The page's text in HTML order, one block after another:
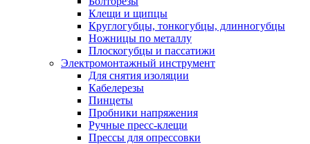
Клещи и щипцы
Круглогубцы, тонкогубцы, длинногубцы
Ножницы по металлу
Плоскогубцы и пассатижи
Электромонтажный инструмент
Для снятия изоляции
Кабелерезы
Пинцеты
Пробники напряжения
Ручные пресс-клещи
Прессы для опрессовки